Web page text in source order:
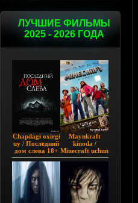
ЛУЧШИЕ ФИЛЬМЫ
2025 - 2026 ГОДА
Chapdagi oxirgi
uy / Последний
дом слева 18+
(2009)
Maynkraft
kinoda /
Minecraft uchun
film / Maygiraft
2025 AQSH
filmi